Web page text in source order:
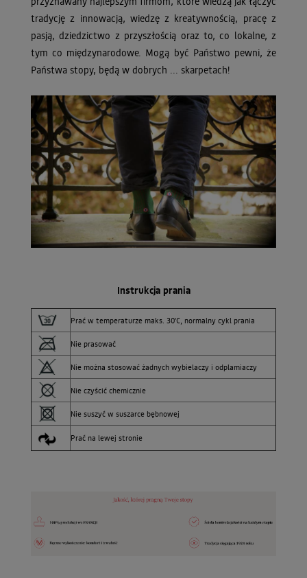
tradycję z innowacją, wiedzę z kreatywnością, pracę z
pasją, dziedzictwo z przyszłością oraz to, co lokalne, z
tym co międzynarodowe. Mogą być Państwo pewni, że
Państwa stopy, będą w dobrych ... skarpetach!
Instrukcja prania
Prać w temperaturze maks. 30'C, normalny cykl prania
Nie prasować
Nie można stosować żadnych wybielaczy i odplamiaczy
Nie czyścić chemicznie
Nie suszyć w suszarce bębnowej
Prać na lewej stronie